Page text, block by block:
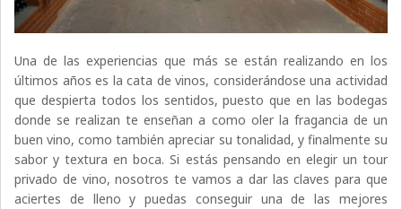
Una de las experiencias que más se están realizando en los
últimos años es la cata de vinos, considerándose una actividad
que despierta todos los sentidos, puesto que en las bodegas
donde se realizan te enseñan a como oler la fragancia de un
buen vino, como también apreciar su tonalidad, y finalmente su
sabor y textura en boca. Si estás pensando en elegir un tour
privado de vino, nosotros te vamos a dar las claves para que
aciertes de lleno y puedas conseguir una de las mejores